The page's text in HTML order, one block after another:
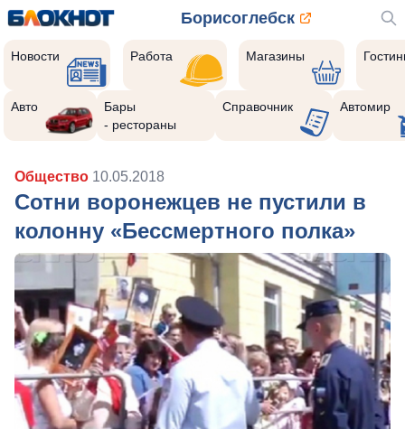
Борисоглебск
Новости Работа Магазины
Авто
Бары
- рестораны
Справочник Автомир
Общество 10.05.2018
Сотни воронежцев не пустили в
колонну «Бессмертного полка»